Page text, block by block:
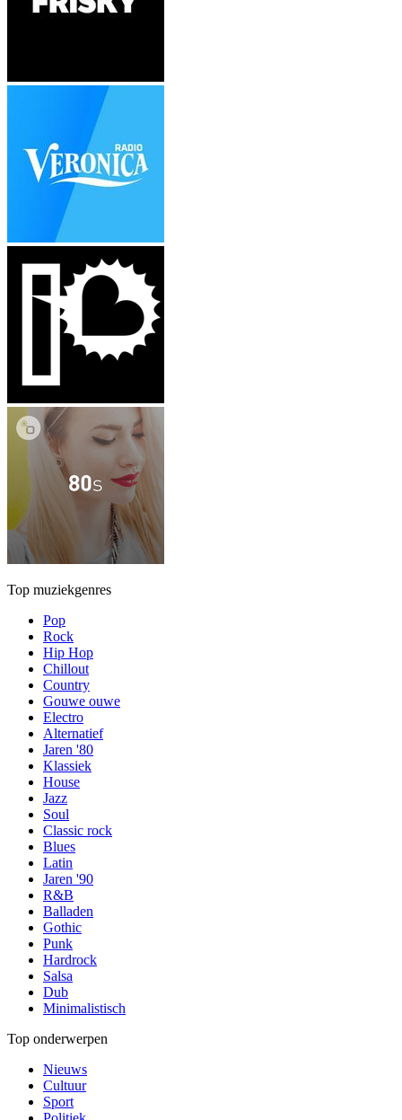
Top muziekgenres
Pop
Rock
Hip Hop
Chillout
Country
Gouwe ouwe
Electro
Alternatief
Jaren '80
Klassiek
House
Jazz
Soul
Classic rock
Blues
Latin
Jaren '90
R&B
Balladen
Gothic
Punk
Hardrock
Salsa
Dub
Minimalistisch
Top onderwerpen
Nieuws
Cultuur
Sport